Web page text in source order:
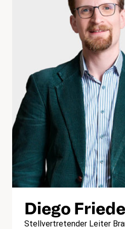
Diego
Stellvertretender Leiter